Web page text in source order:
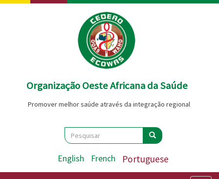
Passar
Organização Oeste Africana da Saúde
Promover melhor saúde através da integração regional
Search
Pesquisar Pesquisar
English French Portuguese